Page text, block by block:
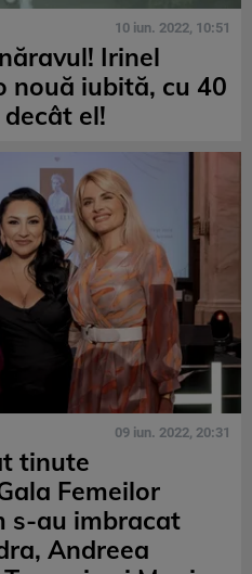
10 iun. 2022, 10:51
Irinel
nouă iubită, cu 40
el!
09 iun. 2022, 20:31
tinute
Femeilor
s-au imbracat
Andreea